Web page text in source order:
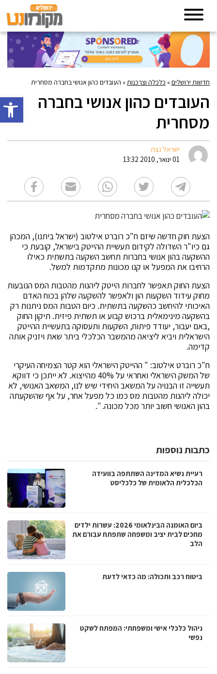
פתח
חדשות ירושלים» כלכלה וצרכנות» העובדים כהון אנושי בחברה מסחרית
העובדים כהון אנושי בחברה
מסחרית
ישראל נצח
01 ינואר, 2010 13:32
הצעת חוק חדשה שיזם ח"כ רוברט אילטוב (ישראל ביתנו), המכהן
גם כיו"ר השדולה לקידום תעשיית ההייטק בישראל, קובעת כי
ההשקעה בהון אנושי בחברות תחשב השקעה בתשתית כאילו
הרחיבו את המפעל או קנו מכונות מתקדמות למשל.
הצעת החוק תאפשר לחברות הייטק ליהנות מהטבות המס הנובעות
מחוק עידוד השקעות הון ולאפשר להשקעה שלהן בכוח האדם
האיכותי להיחשב כהשקעה בתשתית. כיום הטבות המס ניתנות רק
בהשקעה מינימאלית ברכוש קבוע או תשתית פיזית. תיקון החוק
,באם יעבור, יעודד פיתוח, השקעות ותעסוקה בתעשיית ההייטק
הישראלית ויביא ליציאה מהמשבר הכלכלי ביתר שאת ויזניק אותה
קדימה.
ח"כ רוברט אילטוב: " ההייטק הישראלי הוא קטר הצמיחה העיקרי
של המשק הישראלי ואחראי על 40% מהייצוא. לא ייתכן כי דווקא
תעשייה זו הבנויה על המשאב היחידי שיש לנו, המשאב האנושי, לא
יכולה ליהנות מהטבות מס כמו כל מפעל אחר, על אף שהשקעתה
בהון האנושי חשוב יותר מכל מכונה. ".
כתבות נוספות
רעיית נשיא המדינה השתתפה בוועידה
הכלכלית הלאומית של כלכליסט
ביום האומנה הבינלאומי 2026: עשרות ילדים
מחכים לבית יציב ומשפחה שתפתח עבורם את
הלב
ביטוח רכב ותכולה: מה כדאי לדעת
ניהול כלכלי אישי ומשפחתי: המפתח לשקט
נפשי